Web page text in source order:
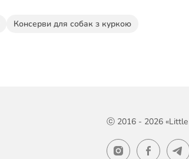
Консерви для собак з куркою
ⓒ 2016 - 2026 «Little